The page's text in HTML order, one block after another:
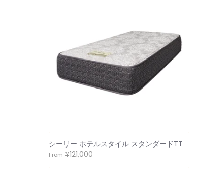
シーリー ホテルスタイル スタンダードTT
From ¥121,000